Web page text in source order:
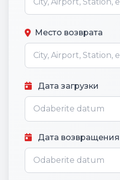
Место возврата
Дата загрузки
Дата возвращения